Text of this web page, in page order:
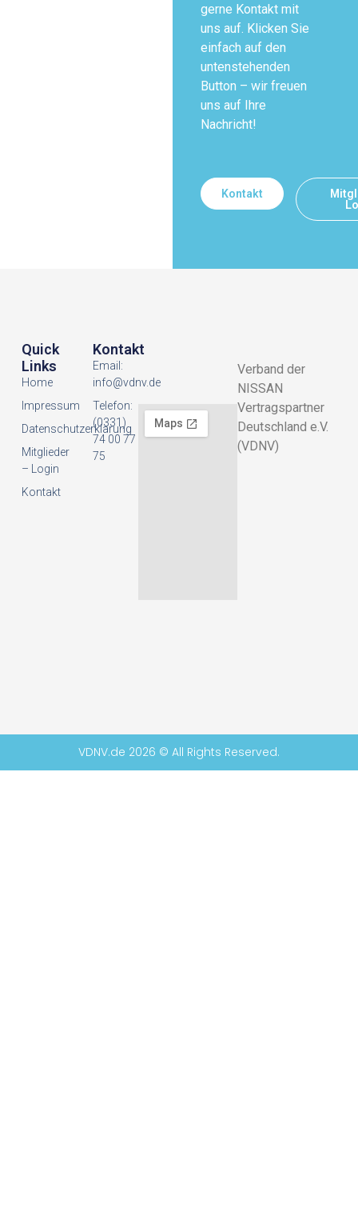
gerne Kontakt mit
uns auf. Klicken Sie
einfach auf den
untenstehenden
Button – wir freuen
uns auf Ihre
Nachricht!
Kontakt
Verband der
NISSAN
Vertragspartner
Deutschland e.V.
(VDNV)
Quick
Links
Home
Impressum
Datenschutzerklarung
Mitglieder
– Login
Kontakt
Kontakt
Email:
info@vdnv.de
Telefon:
(0331)
74 00 77
75
VDNV.de 2026 © All Rights Reserved.